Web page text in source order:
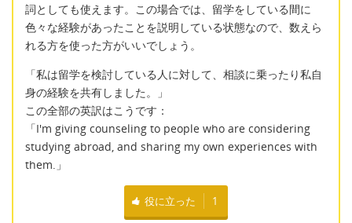
詞としても使えます。この場合では、留学をしている間に
色々な経験があったことを説明している状態なので、数えら
れる方を使った方がいいでしょう。
「私は留学を検討している人に対して、相談に乗ったり私自
身の経験を共有しました。」
この全部の英訳はこうです：
「I'm giving counseling to people who are considering
studying abroad, and sharing my own experiences with
them.」
役に立った 1